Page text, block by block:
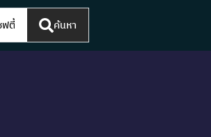
ค้นหา